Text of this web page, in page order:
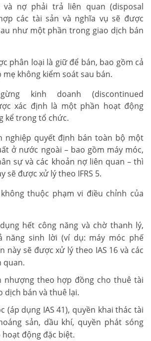
nợ phải trả liên quan (disposal
các tài sản và nghĩa vụ sẽ được
như một phần trong giao dịch bán
phân loại là giữ để bán, bao gồm cả
không kiểm soát sau bán.
kinh doanh (discontinued
xác định là một phần hoạt động
kể trong tổ chức.
quyết định bán toàn bộ một
ở nước ngoài – bao gồm máy móc,
sự và các khoản nợ liên quan – thì
sẽ được xử lý theo IFRS 5.
thuộc phạm vi điều chỉnh của
hết công năng và chờ thanh lý,
năng sinh lời (ví dụ: máy móc phế
này sẽ được xử lý theo IAS 16 và các
quan.
nhượng theo hợp đồng cho thuê tài
dịch bán và thuê lại.
(áp dụng IAS 41), quyền khai thác tài
sản, dầu khí, quyền phát sóng
hoạt động đặc biệt.